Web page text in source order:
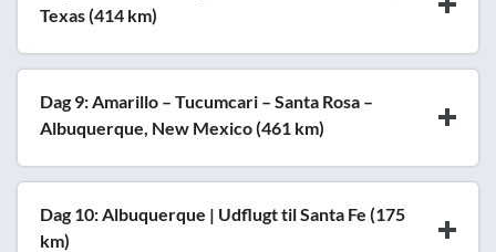
Texas (414 km)
Dag 9: Amarillo – Tucumcari – Santa Rosa –
Albuquerque, New Mexico (461 km)
Dag 10: Albuquerque | Udflugt til Santa Fe (175
km)